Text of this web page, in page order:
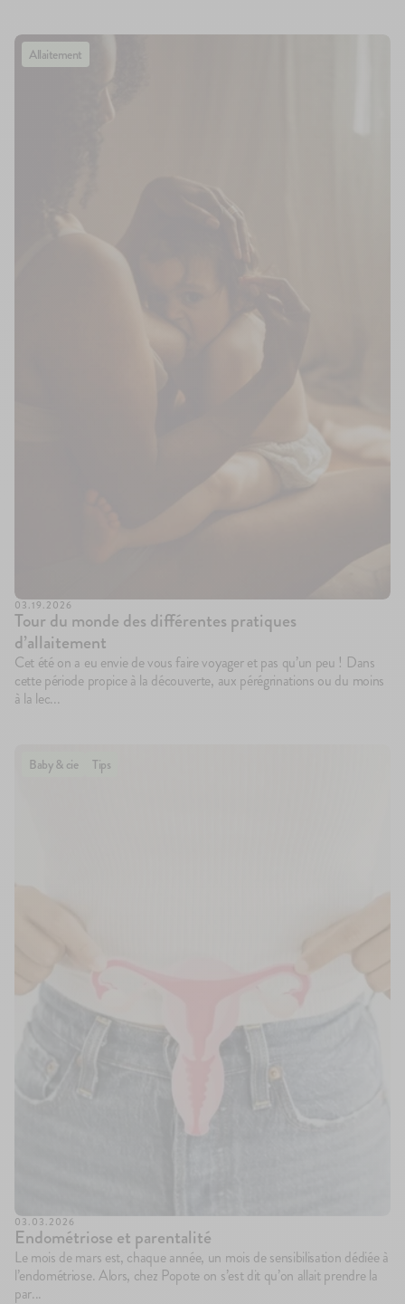
Allaitement
03.19.2026
Tour du monde des différentes pratiques
d’allaitement
Cet été on a eu envie de vous faire voyager et pas qu’un peu ! Dans
cette période propice à la découverte, aux pérégrinations ou du moins
à la lec...
Baby & cie Tips
03.03.2026
Endométriose et parentalité
Le mois de mars est, chaque année, un mois de sensibilisation dédiée à
l’endométriose. Alors, chez Popote on s’est dit qu’on allait prendre la
par...